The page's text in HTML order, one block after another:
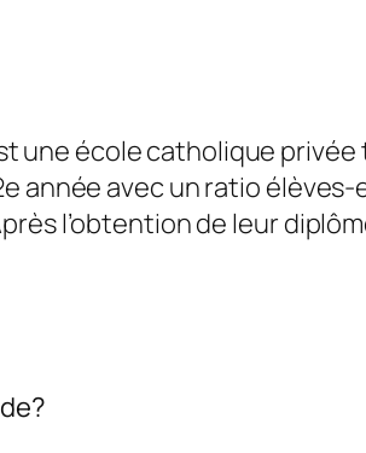
une école catholique
année avec un ratio
l’obtention de leur